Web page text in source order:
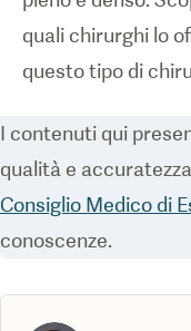
quali chirurghi lo
questo tipo di
I contenuti qui
qualità e
Consiglio Medico di
conoscenze.